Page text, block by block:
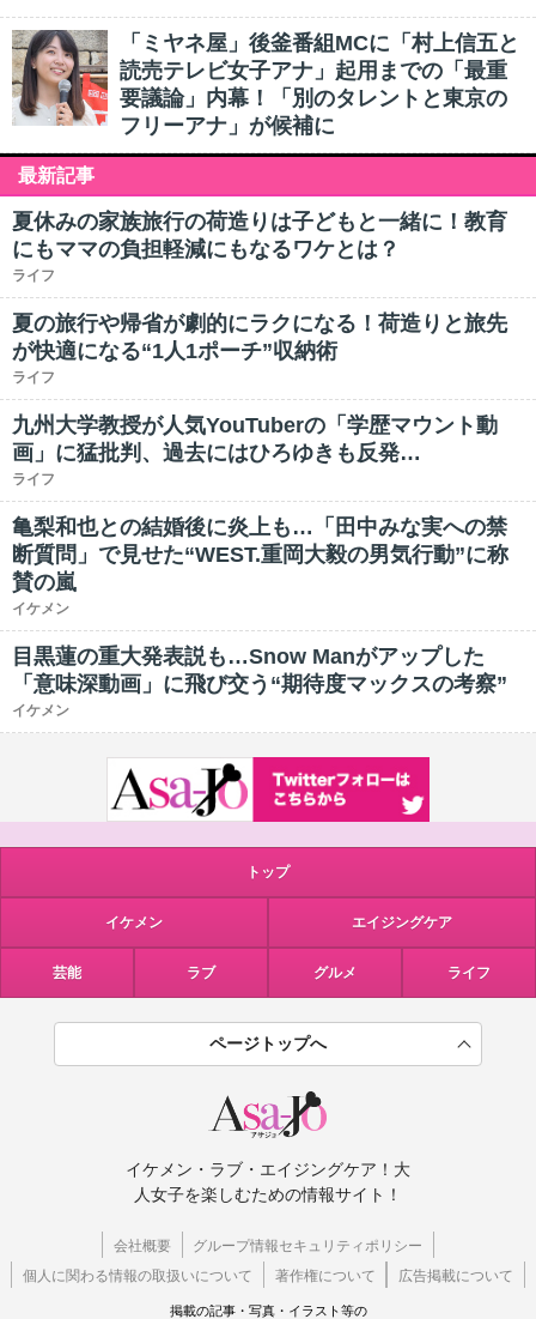
「ミヤネ屋」後釜番組MCに「村上信五と
読売テレビ女子アナ」起用までの「最重
要議論」内幕！「別のタレントと東京の
フリーアナ」が候補に
最新記事
夏休みの家族旅行の荷造りは子どもと一緒に！教育
にもママの負担軽減にもなるワケとは？
ライフ
夏の旅行や帰省が劇的にラクになる！荷造りと旅先
が快適になる“1人1ポーチ”収納術
ライフ
九州大学教授が人気YouTuberの「学歴マウント動
画」に猛批判、過去にはひろゆきも反発…
ライフ
亀梨和也との結婚後に炎上も…「田中みな実への禁
断質問」で見せた“WEST.重岡大毅の男気行動”に称
賛の嵐
イケメン
目黒蓮の重大発表説も…Snow Manがアップした
「意味深動画」に飛び交う“期待度マックスの考察”
イケメン
トップ
イケメン エイジングケア
芸能 ラブ グルメ ライフ
ページトップへ
イケメン・ラブ・エイジングケア！大
人女子を楽しむための情報サイト！
会社概要
グループ情報セキュリティポリシー
個人に関わる情報の取扱いについて
著作権について 広告掲載について
掲載の記事・写真・イラスト等の